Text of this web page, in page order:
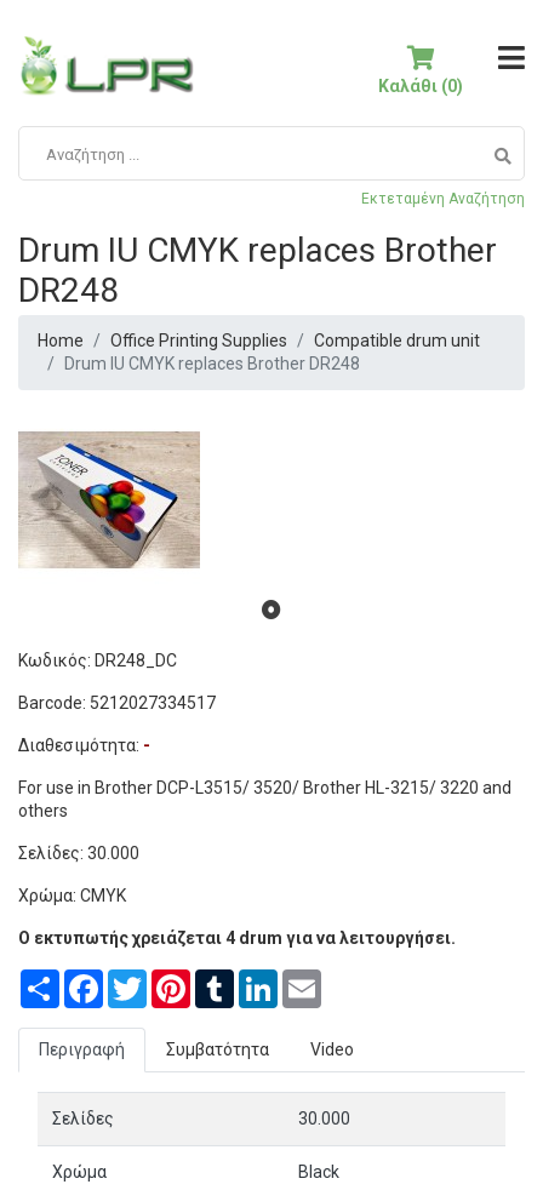
Εκτεταμένη Αναζήτηση
Καλάθι (0)
Drum IU CMYK replaces Brother
DR248
Home Office Printing Supplies
Compatible drum unit
Drum IU CMYK replaces Brother DR248
Κωδικός: DR248_DC
Barcode: 5212027334517
Διαθεσιμότητα: -
For use in Brother DCP-L3515/ 3520/ Brother HL-3215/ 3220 and
others
Σελίδες: 30.000
Χρώμα: CMYK
Ο εκτυπωτής χρειάζεται 4 drum για να λειτουργήσει.
Share Facebook
TwitterPinterestTumblrLinkedIn
Περιγραφή Συμβατότητα Video
Σελίδες 30.000
Χρώμα Black